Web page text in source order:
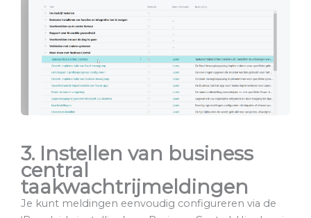
3. Instellen van business
central
taakwachtrijmeldingen
Je kunt meldingen eenvoudig configureren via de